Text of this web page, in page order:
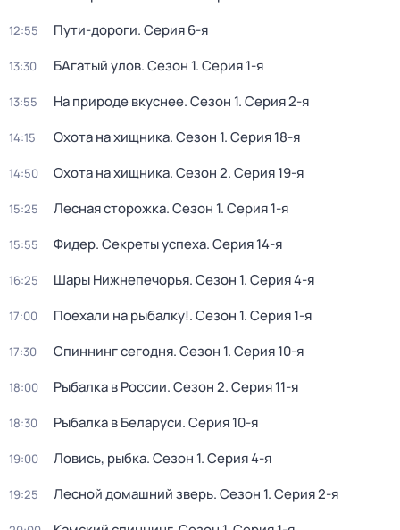
12:55 Пути-дороги. Серия 6-я
13:30 БАгатый улов. Сезон 1. Серия 1-я
13:55 На природе вкуснее. Сезон 1. Серия 2-я
14:15 Охота на хищника. Сезон 1. Серия 18-я
14:50 Охота на хищника. Сезон 2. Серия 19-я
15:25 Лесная сторожка. Сезон 1. Серия 1-я
15:55 Фидер. Секреты успеха. Серия 14-я
16:25 Шары Нижнепечорья. Сезон 1. Серия 4-я
17:00 Поехали на рыбалку!. Сезон 1. Серия 1-я
17:30 Спиннинг сегодня. Сезон 1. Серия 10-я
18:00 Рыбалка в России. Сезон 2. Серия 11-я
18:30 Рыбалка в Беларуси. Серия 10-я
19:00 Ловись, рыбка. Сезон 1. Серия 4-я
19:25 Лесной домашний зверь. Сезон 1. Серия 2-я